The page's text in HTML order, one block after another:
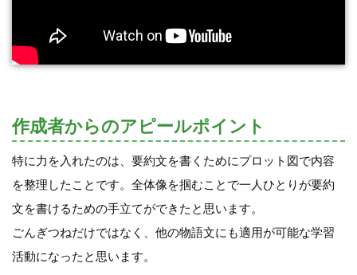
作成者からのアピールポイント
特に力を入れたのは、要約文を書くためにプロット図で内容
を整理したことです。全体像を掴むことで一人ひとりが要約
文を書けるための手立てができたと思います。
ごんぎつねだけではなく、他の物語文にも適用が可能な学習
活動になったと思います。